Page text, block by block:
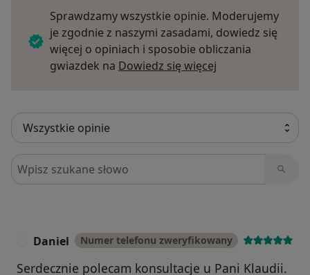
Sprawdzamy wszystkie opinie. Moderujemy
je zgodnie z naszymi zasadami, dowiedz się
więcej o opiniach i sposobie obliczania
gwiazdek na Dowiedz się więcej
Szukaj w opiniach
Daniel Numer telefonu zweryfikowany
Serdecznie polecam konsultacje u Pani Klaudii.